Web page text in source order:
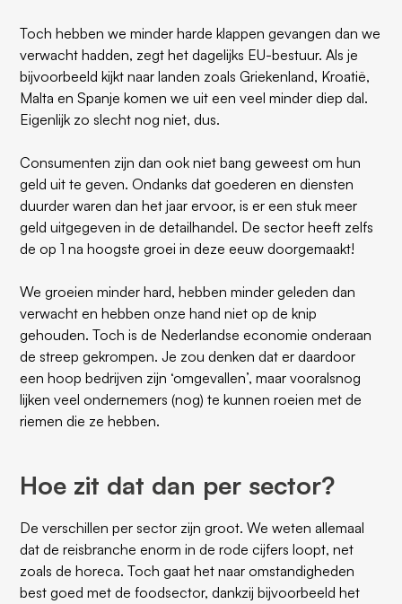
Toch hebben we minder harde klappen gevangen dan we
verwacht hadden, zegt het dagelijks EU-bestuur. Als je
bijvoorbeeld kijkt naar landen zoals Griekenland, Kroatië,
Malta en Spanje komen we uit een veel minder diep dal.
Eigenlijk zo slecht nog niet, dus.
Consumenten zijn dan ook niet bang geweest om hun
geld uit te geven. Ondanks dat goederen en diensten
duurder waren dan het jaar ervoor, is er een stuk meer
geld uitgegeven in de detailhandel. De sector heeft zelfs
de op 1 na hoogste groei in deze eeuw doorgemaakt!
We groeien minder hard, hebben minder geleden dan
verwacht en hebben onze hand niet op de knip
gehouden. Toch is de Nederlandse economie onderaan
de streep gekrompen. Je zou denken dat er daardoor
een hoop bedrijven zijn ‘omgevallen’, maar vooralsnog
lijken veel ondernemers (nog) te kunnen roeien met de
riemen die ze hebben.
Hoe zit dat dan per sector?
De verschillen per sector zijn groot. We weten allemaal
dat de reisbranche enorm in de rode cijfers loopt, net
zoals de horeca. Toch gaat het naar omstandigheden
best goed met de foodsector, dankzij bijvoorbeeld het